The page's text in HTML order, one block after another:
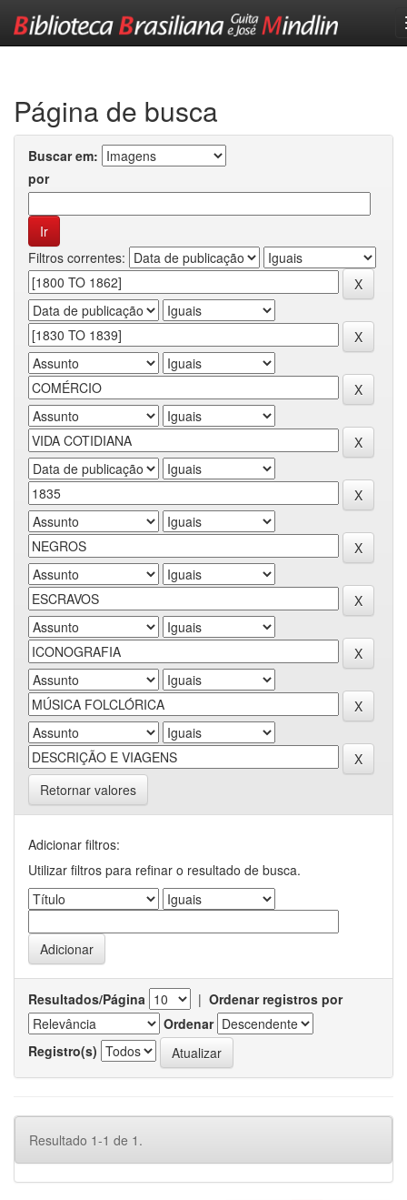
Página de busca
Buscar em:
por
Filtros correntes:
Retornar valores
Adicionar filtros:
Utilizar filtros para refinar o resultado de busca.
Resultados/Página | Ordenar registros por
Ordenar
Registro(s)
Resultado 1-1 de 1.